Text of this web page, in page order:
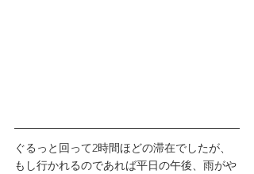
ぐるっと回って2時間ほどの滞在でしたが、
もし行かれるのであれば平日の午後、雨がや